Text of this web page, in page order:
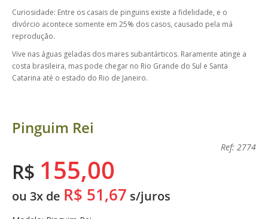
Curiosidade: Entre os casais de pinguins existe a fidelidade, e o
divórcio acontece somente em 25% dos casos, causado pela má
reprodução.
Vive nas águas geladas dos mares subantárticos. Raramente atinge a
costa brasileira, mas pode chegar no Rio Grande do Sul e Santa
Catarina até o estado do Rio de Janeiro.
Pinguim Rei
Ref: 2774
R$ 155,00
ou 3x de R$ 51,67 s/juros